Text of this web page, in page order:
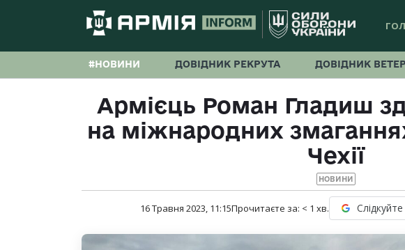
#НОВИНИ ДОВІДНИК РЕКРУТА ДОВІДНИК
Армієць Роман Гладиш
на міжнародних
Чехії
НОВИНИ
16 Травня 2023, 11:15Прочитаєте за: < 1 хв.